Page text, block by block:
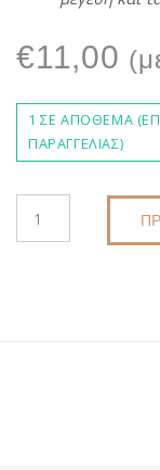
€11,00
1 ΣΕ ΑΠΌΘΕΜΑ
ΠΑΡΑΓΓΕΛΊΑΣ)